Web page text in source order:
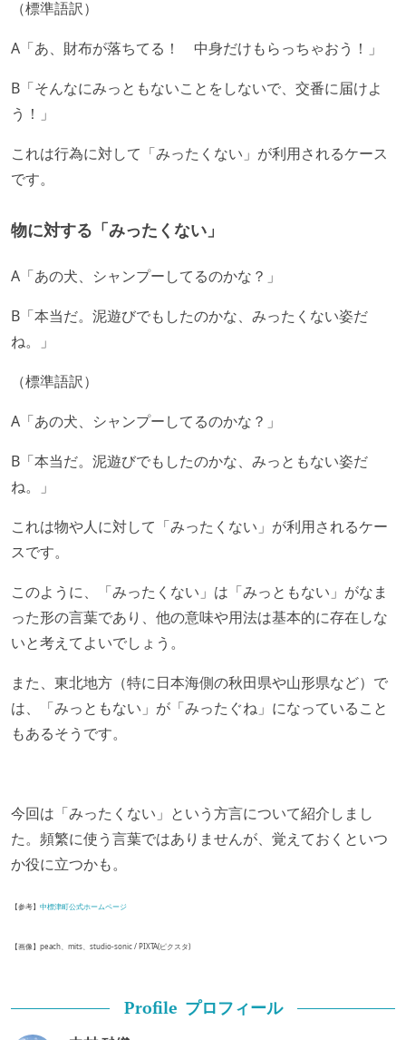
（標準語訳）
A「あ、財布が落ちてる！ 中身だけもらっちゃおう！」
B「そんなにみっともないことをしないで、交番に届けよ
う！」
これは行為に対して「みったくない」が利用されるケース
です。
物に対する「みったくない」
A「あの犬、シャンプーしてるのかな？」
B「本当だ。泥遊びでもしたのかな、みったくない姿だ
ね。」
（標準語訳）
A「あの犬、シャンプーしてるのかな？」
B「本当だ。泥遊びでもしたのかな、みっともない姿だ
ね。」
これは物や人に対して「みったくない」が利用されるケー
スです。
このように、「みったくない」は「みっともない」がなま
った形の言葉であり、他の意味や用法は基本的に存在しな
いと考えてよいでしょう。
また、東北地方（特に日本海側の秋田県や山形県など）で
は、「みっともない」が「みったぐね」になっていること
もあるそうです。
今回は「みったくない」という方言について紹介しまし
た。頻繁に使う言葉ではありませんが、覚えておくといつ
か役に立つかも。
【参考】 中標津町公式ホームページ
【画像】peach、mits、studio-sonic / PIXTA(ピクスタ)
Profile プロフィール